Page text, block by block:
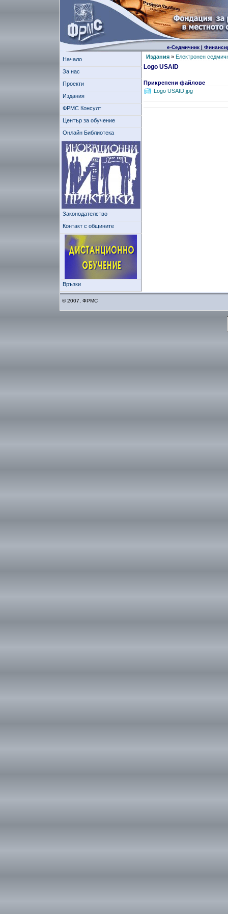
е-Седмичник|
Начало
За нас
Проекти
Издания
ФРМС Консулт
Център за обучение
Онлайн Библиотека
Законодателство
Контакт с общините
Връзки
Издания» Електронен
Logo USAID
Прикрепени файлове
Logo USAID.jpg
© 2007, ФРМС